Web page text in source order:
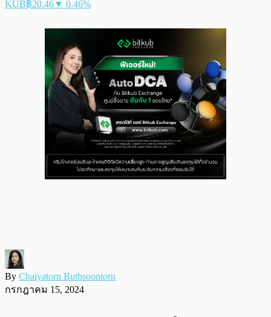
KUB฿20.46▼ 0.46%
By Chaiyatorn Buthsoontorn
กรกฎาคม 15, 2024